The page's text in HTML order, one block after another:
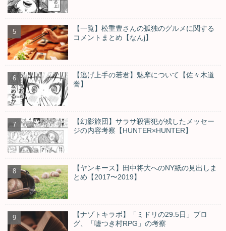
【一覧】松重豊さんの孤独のグルメに関する
コメントまとめ【なんj】
【逃げ上手の若君】魅摩について【佐々木道
誉】
【幻影旅団】サラサ殺害犯が残したメッセー
ジの内容考察【HUNTER×HUNTER】
【ヤンキース】田中将大へのNY紙の見出しま
とめ【2017〜2019】
【ナゾトキラボ】「ミドリの29.5日」ブロ
グ、「嘘つき村RPG」の考察